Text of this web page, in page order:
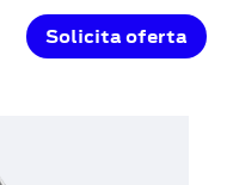
Solicita oferta